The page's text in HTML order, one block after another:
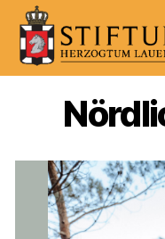
Kulturportal